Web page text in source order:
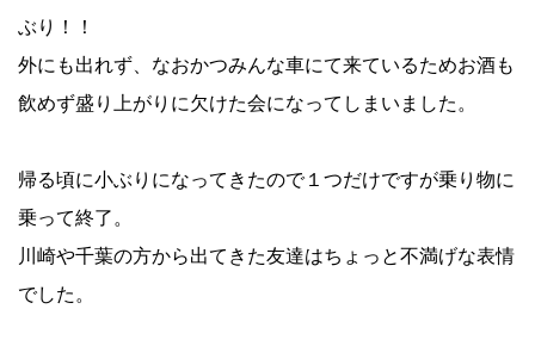
ぶり！！
外にも出れず、なおかつみんな車にて来ているためお酒も
飲めず盛り上がりに欠けた会になってしまいました。
帰る頃に小ぶりになってきたので１つだけですが乗り物に
乗って終了。
川崎や千葉の方から出てきた友達はちょっと不満げな表情
でした。